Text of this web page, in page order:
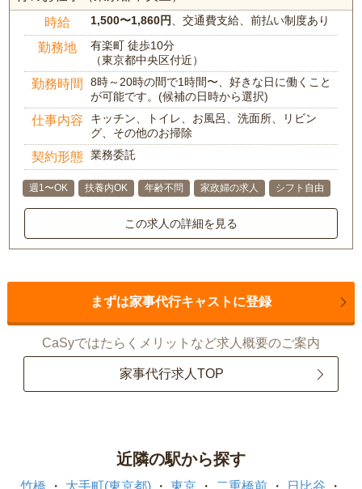
時給 1,500〜1,860円 、交通費支給、前払い制度あり
勤務地
有楽町 徒歩10分
（東京都中央区付近）
勤務時間
8時～20時の間で1時間〜、好きな日に働くこと
が可能です。(候補の日時から選択)
仕事内容
キッチン、トイレ、お風呂、洗面所、リビン
グ、その他のお掃除
契約形態 業務委託
週1〜OK 扶養内OK 年齢不問 家政婦の求人 シフト自由
この求人の詳細を見る
まずは家事代行キャストに登録
CaSyではたらくメリットなど求人概要のご案内
家事代行求人TOP
近隣の駅から探す
竹橋 大手町(東京都) 東京 二重橋前 日比谷